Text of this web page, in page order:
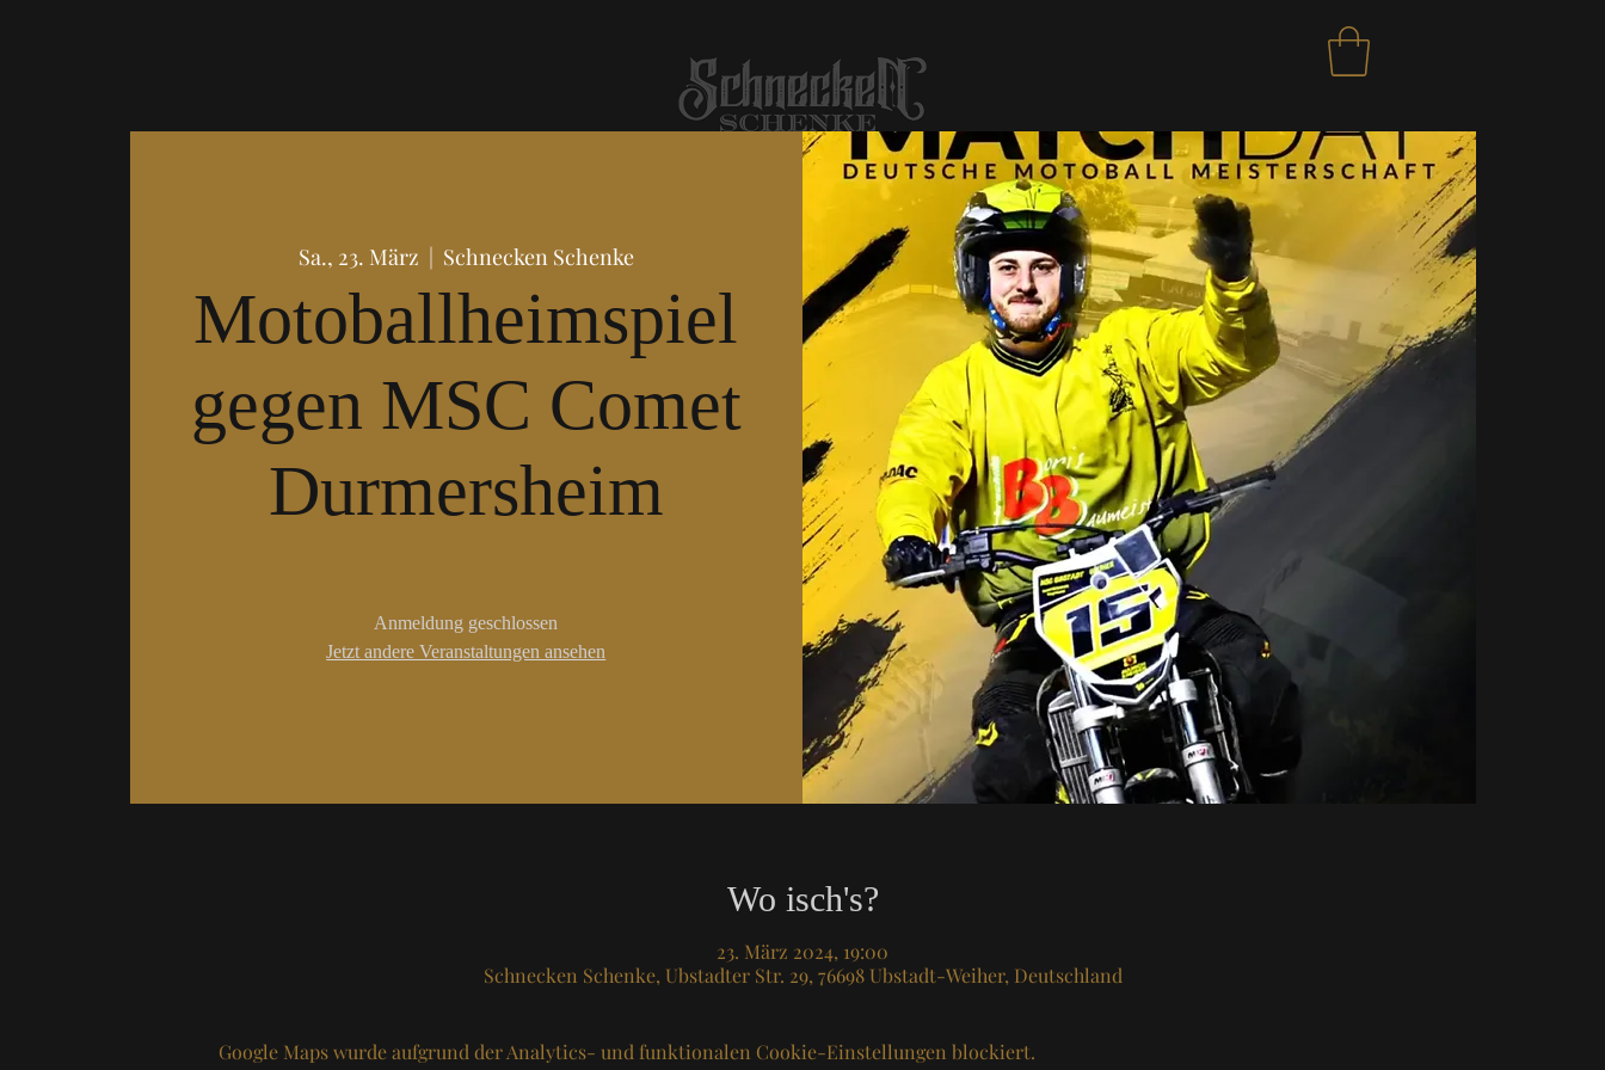
Sa., 23. März
  |
Schnecken Schenke
Motoballheimspiel
gegen MSC Comet
Durmersheim
Anmeldung geschlossen
Jetzt andere Veranstaltungen ansehen
Wo isch's?
23. März 2024, 19:00
Schnecken Schenke, Ubstadter Str. 29, 76698 Ubstadt-Weiher, Deutschland
Google Maps wurde aufgrund der Analytics- und funktionalen Cookie-Einstellungen blockiert.